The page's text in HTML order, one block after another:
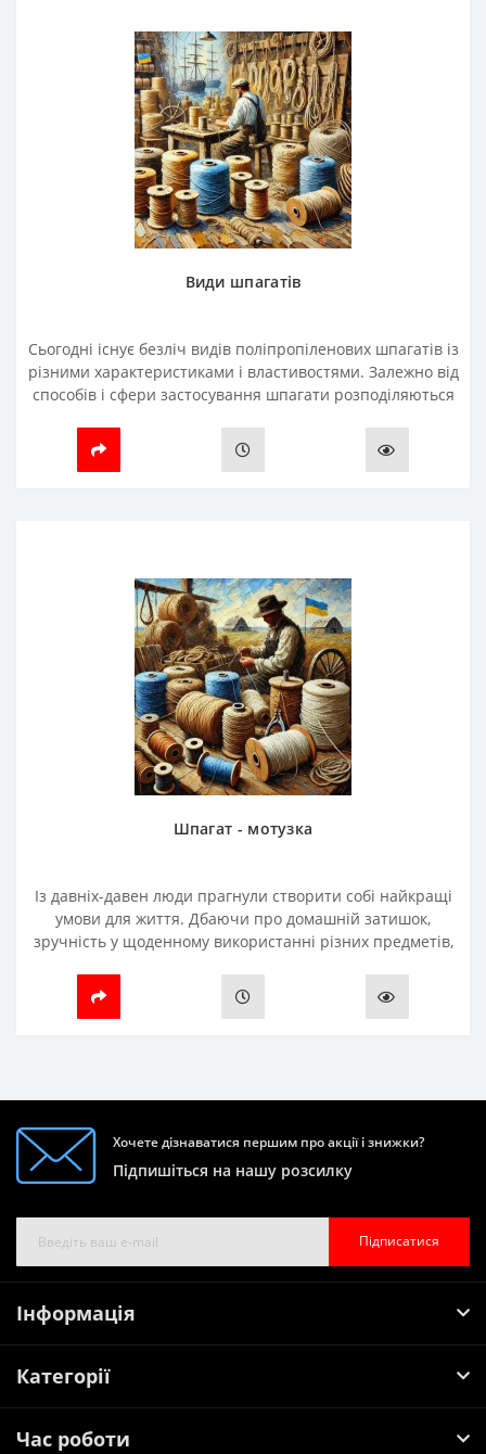
Види шпагатів
Сьогодні існує безліч видів поліпропіленових шпагатів із
різними характеристиками і властивостями. Залежно від
способів і сфери застосування шпагати розподіляються
Шпагат - мотузка
Із давніх-давен люди прагнули створити собі найкращі
умови для життя. Дбаючи про домашній затишок,
зручність у щоденному використанні різних предметів,
Хочете дізнаватися першим про акції і знижки?
Підпишіться на нашу розсилку
Підписатися
Інформація
Категорії
Час роботи